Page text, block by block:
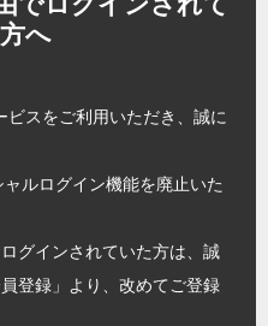
へ
スをご利用いただき、誠に
ルログイン機能を廃止いた
グインされていた方は、誠
登録」より、改めてご登録